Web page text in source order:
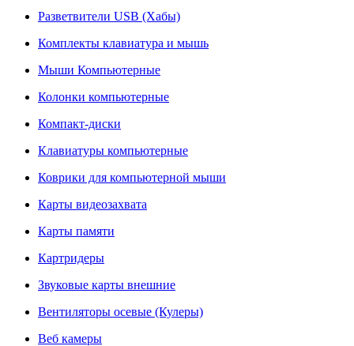
Разветвители USB (Хабы)
Комплекты клавиатура и мышь
Мыши Компьютерные
Колонки компьютерные
Компакт-диски
Клавиатуры компьютерные
Коврики для компьютерной мыши
Карты видеозахвата
Карты памяти
Картридеры
Звуковые карты внешние
Вентиляторы осевые (Кулеры)
Веб камеры